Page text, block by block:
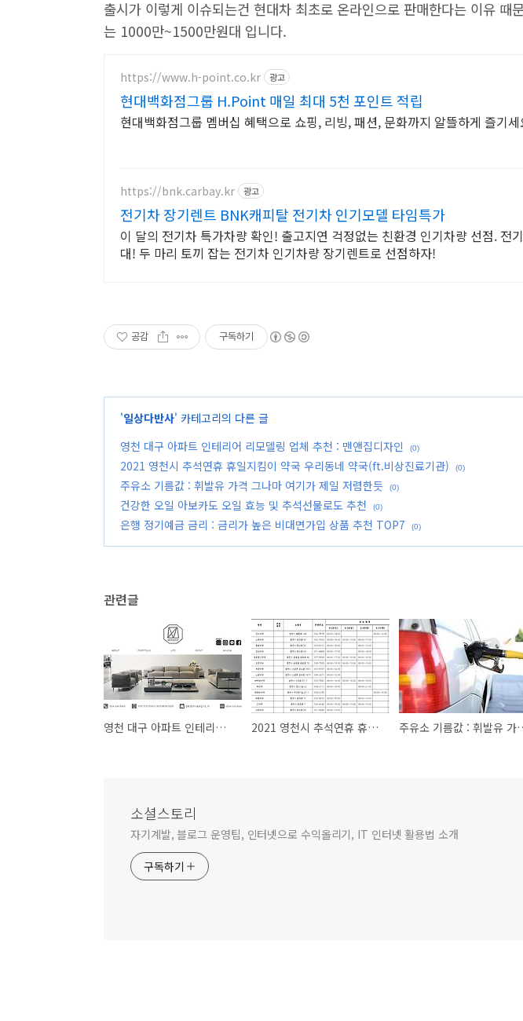
출시가 이렇게 이슈되는건 현대차 최초로 온라인으로 판매한다는 이유 때
는 1000만~1500만원대 입니다.
https://www.h-point.co.kr 광고
현대백화점그룹 H.Point 매일 최대 5천 포인트 적립
현대백화점그룹 멤버십 혜택으로 쇼핑, 리빙, 패션, 문화까지 알뜰하게 즐기
https://bnk.carbay.kr 광고
전기차 장기렌트 BNK캐피탈 전기차 인기모델 타임특가
이 달의 전기차 특가차량 확인! 출고지연 걱정없는 친환경 인기차량 선점. 전
대! 두 마리 토끼 잡는 전기차 인기차량 장기렌트로 선점하자!
공감 구독하기
'일상다반사' 카테고리의 다른 글
영천 대구 아파트 인테리어 리모델링 업체 추천 : 맨앤집디자인
(0)
2021 영천시 추석연휴 휴일지킴이 약국 우리동네 약국(ft.비상진료기관) (0)
주유소 기름값 : 휘발유 가격 그나마 여기가 제일 저렴한듯 (0)
건강한 오일 아보카도 오일 효능 및 추석선물로도 추천 (0)
은행 정기예금 금리 : 금리가 높은 비대면가입 상품 추천 TOP7 (0)
관련글
영천 대구 아파트 인테리어 리모델링 업체 추천 : 맨앤집디자인 2021 영천시 추석연휴 휴일지킴이 약국 우리동네 약국(ft.비상진료기관) 주유소 기름값 :
소셜스토리
자기계발, 블로그 운영팁, 인터넷으로 수익올리기, IT 인터넷 활용법 소개
구독하기